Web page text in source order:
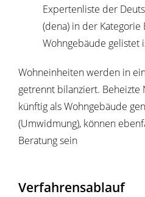
Expertenliste der
(dena) in der
Wohngebäude gelistet
Wohneinheiten werden in
getrennt bilanziert.
künftig als Wohngebäude
(Umwidmung), können
Beratung sein
Verfahrensablauf